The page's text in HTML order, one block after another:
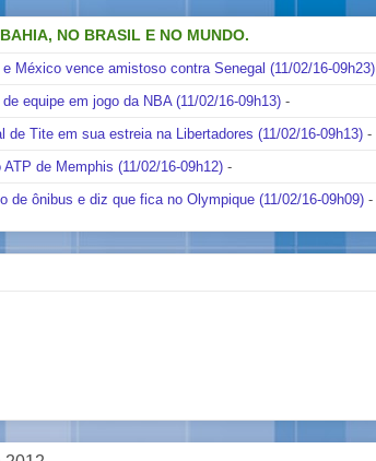
NO BRASIL E NO MUNDO.
México vence amistoso contra Senegal (11/02/16-09h23)
equipe em jogo da NBA (11/02/16-09h13) -
de Tite em sua estreia na Libertadores (11/02/16-09h13) -
de Memphis (11/02/16-09h12) -
de ônibus e diz que fica no Olympique (11/02/16-09h09) -